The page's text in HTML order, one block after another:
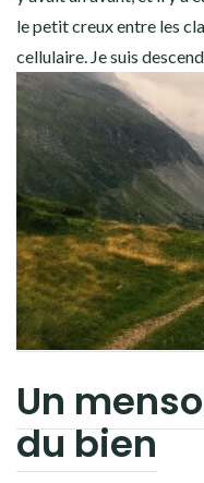
le petit creux entre les
cellulaire. Je suis
Un
du bien